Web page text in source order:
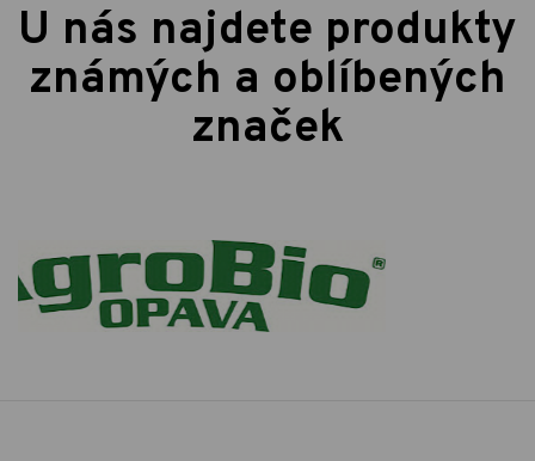
U nás najdete produkty
známých a oblíbených
značek